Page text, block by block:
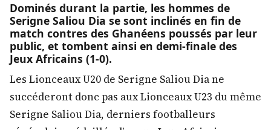
Dominés durant la partie, les hommes de
Serigne Saliou Dia se sont inclinés en fin de
match contres des Ghanéens poussés par leur
public, et tombent ainsi en demi-finale des
Jeux Africains (1-0).
Les Lionceaux U20 de Serigne Saliou Dia ne
succéderont donc pas aux Lionceaux U23 du même
Serigne Saliou Dia, derniers footballeurs